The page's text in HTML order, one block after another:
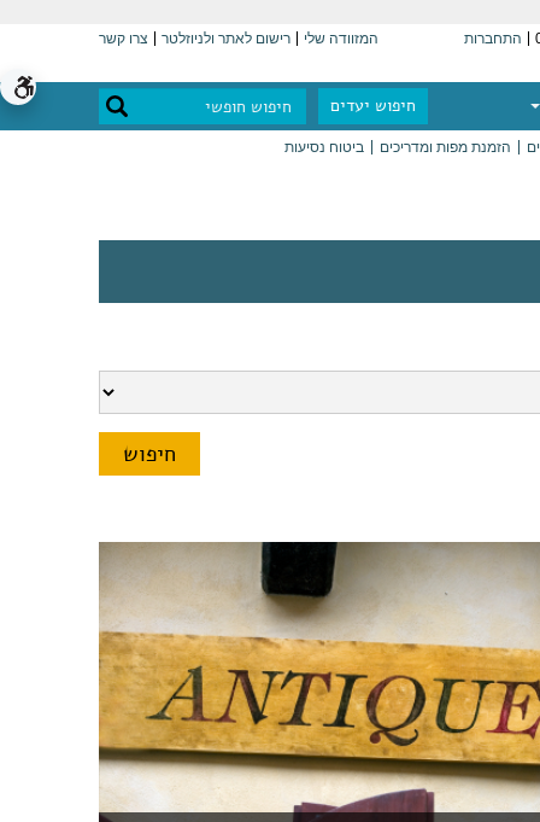
התחברות המזוודה שלי רישום לאתר ולניוזלטר צרו קשר
חיפוש יעדים
הזמנת מפות ומדריכים ביטוח נסיעות